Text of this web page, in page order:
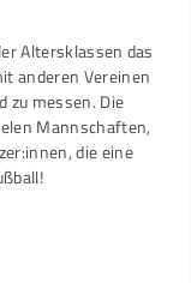
Altersklassen das
anderen Vereinen
zu messen. Die
Mannschaften,
die eine